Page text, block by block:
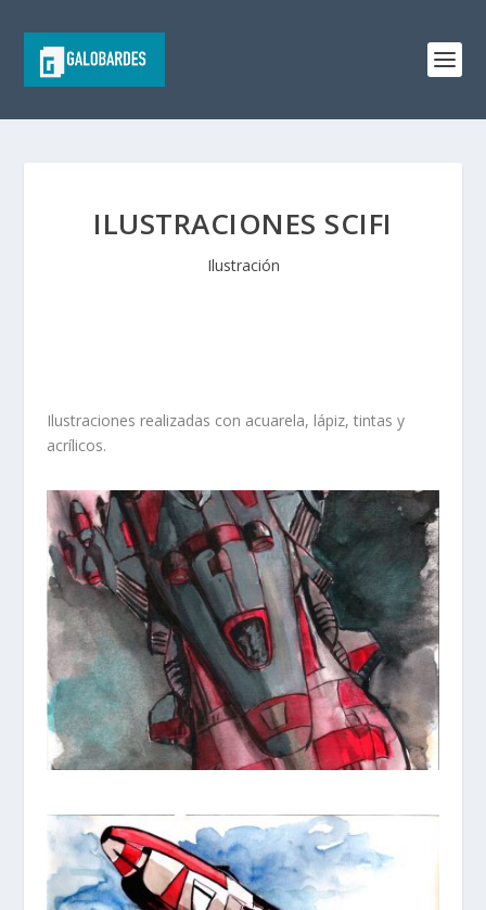
ILUSTRACIONES SCIFI
Ilustración
Ilustraciones realizadas con acuarela, lápiz, tintas y
acrílicos.